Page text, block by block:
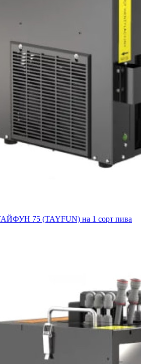
75 (TAYFUN) на 1 сорт пива